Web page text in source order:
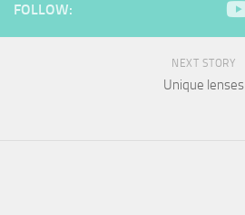
FOLLOW:
NEXT STORY
Unique lenses